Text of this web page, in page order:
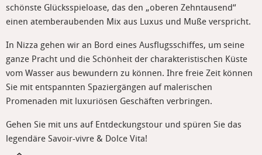
schönste Glücksspieloase, das den „oberen Zehntausend“
einen atemberaubenden Mix aus Luxus und Muße verspricht.
In Nizza gehen wir an Bord eines Ausflugsschiffes, um seine
ganze Pracht und die Schönheit der charakteristischen Küste
vom Wasser aus bewundern zu können. Ihre freie Zeit können
Sie mit entspannten Spaziergängen auf malerischen
Promenaden mit luxuriösen Geschäften verbringen.
Gehen Sie mit uns auf Entdeckungstour und spüren Sie das
legendäre Savoir-vivre & Dolce Vita!